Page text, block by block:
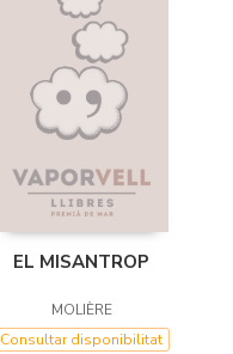
EL MISANTROP
MOLIÈRE
Consultar disponibilitat